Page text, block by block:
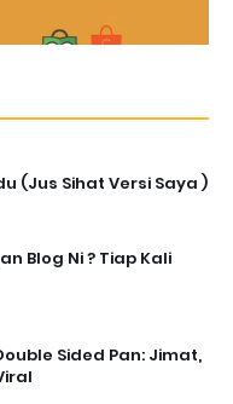
(Jus Sihat Versi Saya )
Blog Ni ? Tiap Kali
Sided Pan: Jimat,